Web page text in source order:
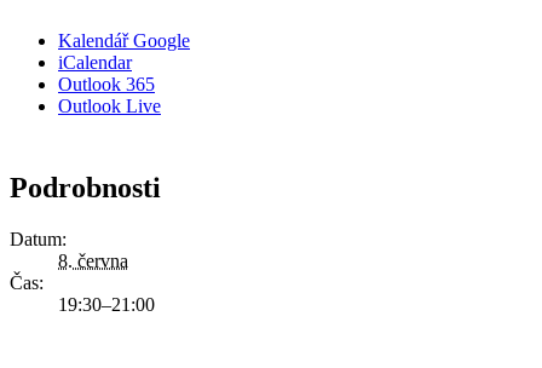
Kalendář Google
iCalendar
Outlook 365
Outlook Live
Podrobnosti
Datum:
8. června
Čas:
19:30–21:00